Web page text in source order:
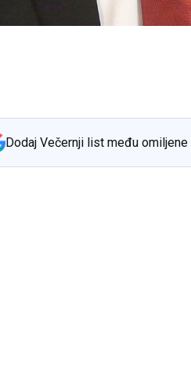
Dodaj Večernji list među